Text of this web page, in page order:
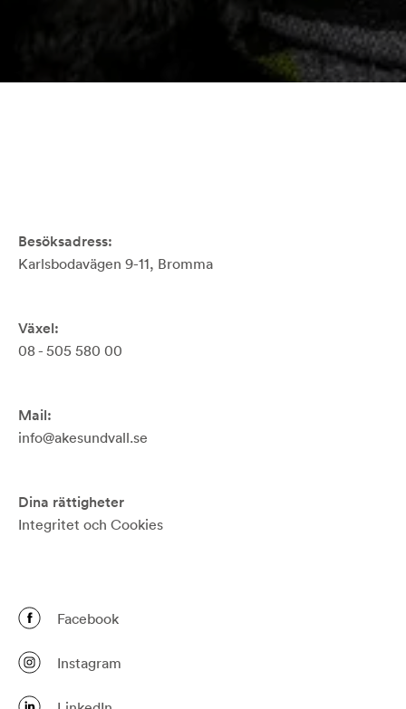
Besöksadress:
Karlsbodavägen 9-11, Bromma
Växel:
08 - 505 580 00
Mail:
info@akesundvall.se
Dina rättigheter
Integritet och Cookies
Facebook
Instagram